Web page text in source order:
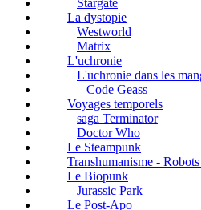
La dystopie
Westworld
Matrix
L'uchronie
L'uchronie dans les
Code Geass
Voyages temporels
saga Terminator
Doctor Who
Le Steampunk
Transhumanisme -
Le Biopunk
Jurassic Park
Le Post-Apo